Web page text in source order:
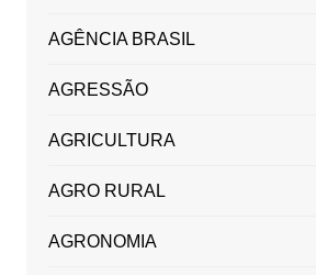
AGÊNCIA BRASIL
AGRESSÃO
AGRICULTURA
AGRO RURAL
AGRONOMIA